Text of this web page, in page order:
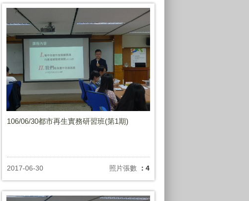
106/06/30都市再生實務研習班(第1期)
2017-06-30 照片張數 ：4